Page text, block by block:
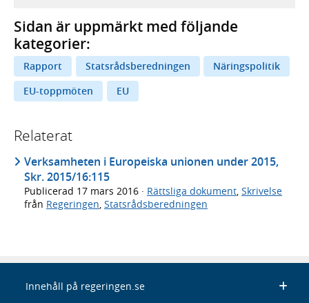
Sidan är uppmärkt med följande
kategorier:
Rapport Statsrådsberedningen
Näringspolitik
EU-toppmöten
EU
Relaterat
Verksamheten i Europeiska unionen under 2015,
Skr. 2015/16:115
Publicerad 17 mars 2016 · Rättsliga dokument, Skrivelse
från Regeringen, Statsrådsberedningen
Innehåll på regeringen.se